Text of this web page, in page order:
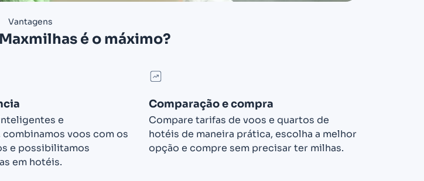
Vantagens
é o máximo?
e
combinamos voos com os
e possibilitamos
em hotéis.
Comparação e compra
Compare tarifas de voos e quartos de
hotéis de maneira prática, escolha a melhor
opção e compre sem precisar ter milhas.